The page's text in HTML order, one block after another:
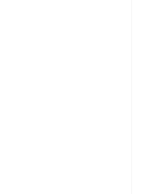
5 hvězdiček.
5 hvězdiček.